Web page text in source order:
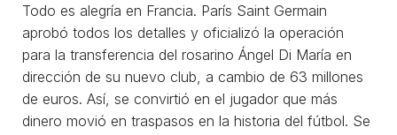
Todo es alegría en Francia. París Saint Germain
aprobó todos los detalles y oficializó la operación
para la transferencia del rosarino Ángel Di María en
dirección de su nuevo club, a cambio de 63 millones
de euros. Así, se convirtió en el jugador que más
dinero movió en traspasos en la historia del fútbol. Se